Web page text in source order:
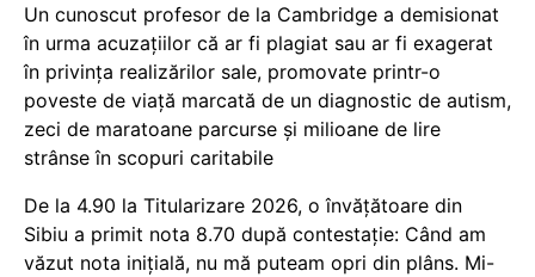
Un cunoscut profesor de la Cambridge a demisionat
în urma acuzațiilor că ar fi plagiat sau ar fi exagerat
în privința realizărilor sale, promovate printr-o
poveste de viață marcată de un diagnostic de autism,
zeci de maratoane parcurse și milioane de lire
strânse în scopuri caritabile
De la 4.90 la Titularizare 2026, o învățătoare din
Sibiu a primit nota 8.70 după contestație: Când am
văzut nota inițială, nu mă puteam opri din plâns. Mi-